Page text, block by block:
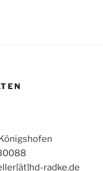
radke.de